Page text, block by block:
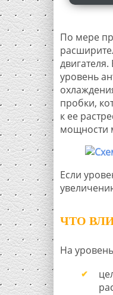
По мере
уровень
пробки,
к ее
мощности
Если
ЧТО
На